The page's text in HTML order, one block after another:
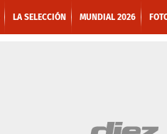
LA SELECCIÓN MUNDIAL 2026